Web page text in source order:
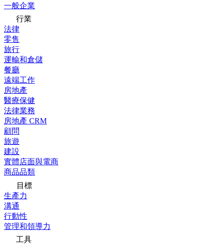
一般企業
行業
法律
零售
旅行
運輸和倉儲
餐廳
遠端工作
房地產
醫療保健
法律業務
房地產 CRM
顧問
旅遊
建設
實體店面與電商
商品品類
目標
生產力
溝通
行動性
管理和領導力
工具